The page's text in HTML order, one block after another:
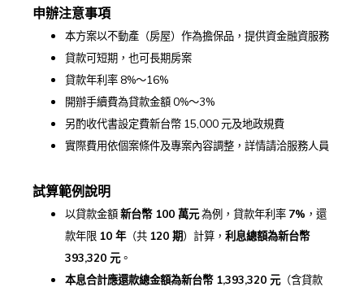
申辦注意事項
本方案以不動產（房屋）作為擔保品，提供資金融資服務
貸款可短期，也可長期房案
貸款年利率 8%～16%
開辦手續費為貸款金額 0%～3%
另酌收代書設定費新台幣 15,000 元及地政規費
實際費用依個案條件及專案內容調整，詳情請洽服務人員
試算範例說明
以貸款金額新台幣 100 萬元為例，貸款年利率 7% ，還
款年限 10 年（共 120 期）計算， 利息總額為新台幣
393,320 元。
本息合計應還款總金額為新台幣 1,393,320 元（含貸款